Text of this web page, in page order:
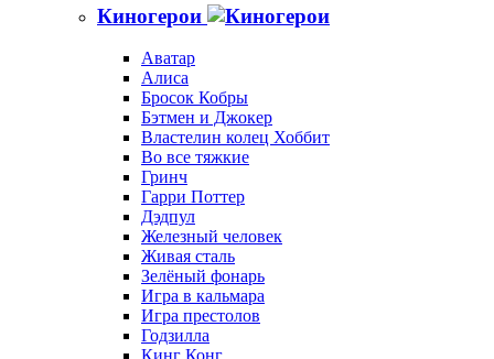
Киногерои
Аватар
Алиса
Бросок Кобры
Бэтмен и Джокер
Властелин колец Хоббит
Во все тяжкие
Гринч
Гарри Поттер
Дэдпул
Железный человек
Живая сталь
Зелёный фонарь
Игра в кальмара
Игра престолов
Годзилла